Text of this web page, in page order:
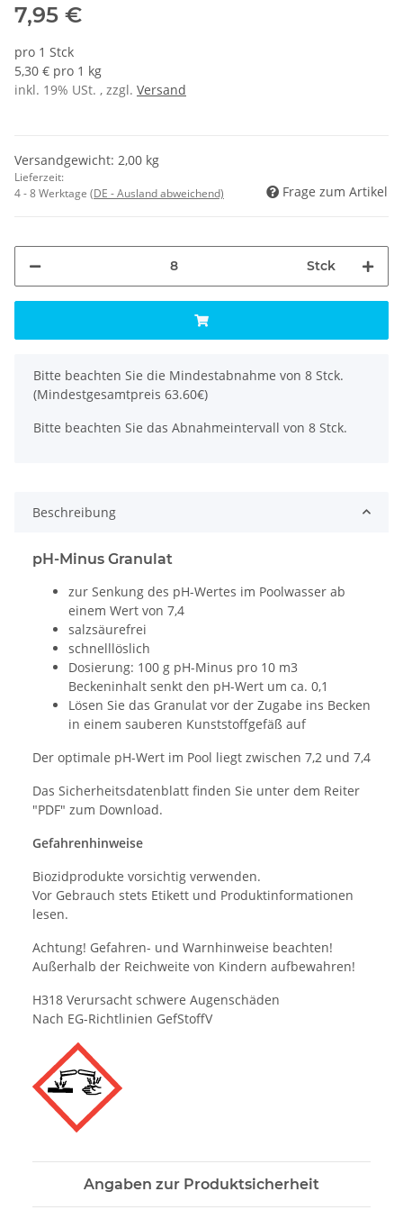
7,95 €
pro 1 Stck
5,30 € pro 1 kg
inkl. 19% USt. , zzgl. Versand
Versandgewicht: 2,00 kg
Lieferzeit:
4 - 8 Werktage (DE - Ausland abweichend) Frage zum Artikel
Stck
x
Bitte beachten Sie die Mindestabnahme von 8 Stck.
(Mindestgesamtpreis 63.60€)
Bitte beachten Sie das Abnahmeintervall von 8 Stck.
Beschreibung
pH-Minus Granulat
zur Senkung des pH-Wertes im Poolwasser ab
einem Wert von 7,4
salzsäurefrei
schnelllöslich
Dosierung: 100 g pH-Minus pro 10 m3
Beckeninhalt senkt den pH-Wert um ca. 0,1
Lösen Sie das Granulat vor der Zugabe ins Becken
in einem sauberen Kunststoffgefäß auf
Der optimale pH-Wert im Pool liegt zwischen 7,2 und 7,4
Das Sicherheitsdatenblatt finden Sie unter dem Reiter
"PDF" zum Download.
Gefahrenhinweise
Biozidprodukte vorsichtig verwenden.
Vor Gebrauch stets Etikett und Produktinformationen
lesen.
Achtung! Gefahren- und Warnhinweise beachten!
Außerhalb der Reichweite von Kindern aufbewahren!
H318 Verursacht schwere Augenschäden
Nach EG-Richtlinien GefStoffV
Angaben zur Produktsicherheit